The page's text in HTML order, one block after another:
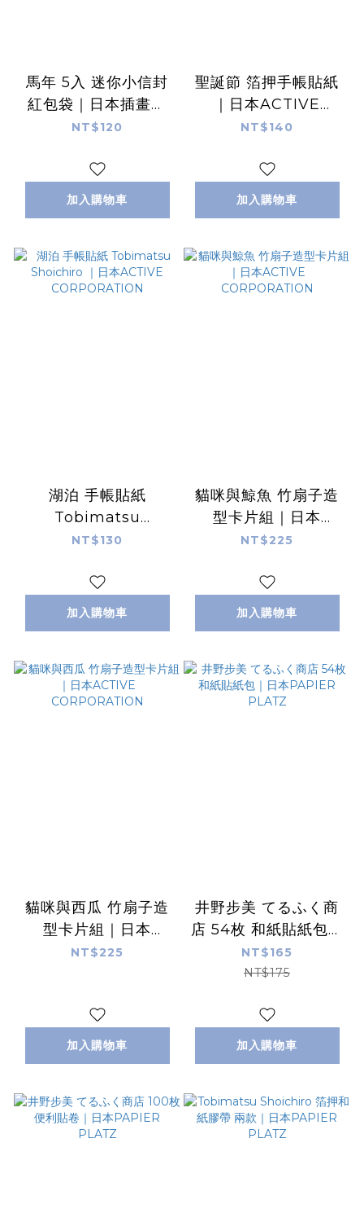
馬年 5入 迷你小信封
紅包袋｜日本插畫家
米津祐介
NT$120
加入購物車
聖誕節 箔押手帳貼紙
｜日本ACTIVE
CORPORATION
NT$140
加入購物車
湖泊 手帳貼紙
Tobimatsu
Shoichiro ｜日本
CORPORATION
NT$130
加入購物車
貓咪與鯨魚 竹扇子造
型卡片組｜日本
ACTIVE
NT$225
加入購物車
貓咪與西瓜 竹扇子造
型卡片組｜日本
ACTIVE
NT$225
加入購物車
井野步美 てるふく商
店 54枚 和紙貼紙包｜
日本PAPIER PLATZ
NT$165
NT$175
加入購物車